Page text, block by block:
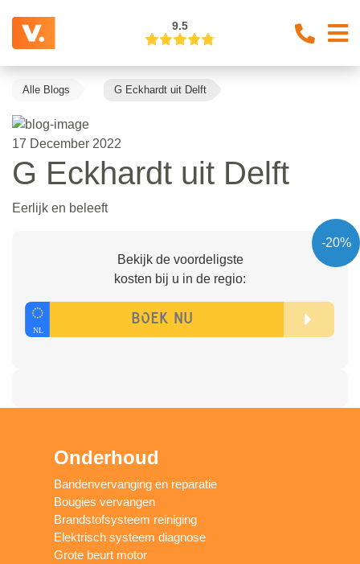
9.5
Alle Blogs G Eckhardt uit Delft
17 December 2022
G Eckhardt uit Delft
Eerlijk en beleeft
-20%
Bekijk de voordeligste
kosten bij u in de regio:
Onderhoud
Bandenvervanging en reparatie
Bougies vervangen
Brandstofsysteem reiniging
Elektrisch systeem diagnose
Grote beurt motor